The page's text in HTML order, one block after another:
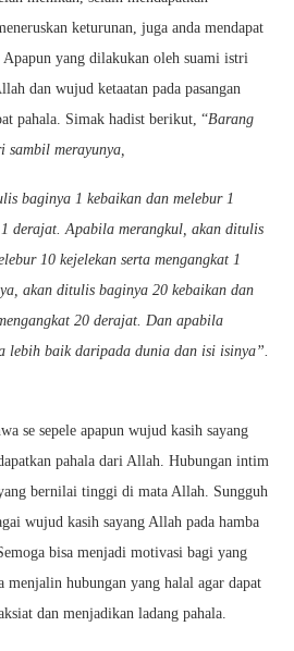
keturunan, juga anda mendapat
yang dilakukan oleh suami istri
dan wujud ketaatan pada pasangan
pahala. Simak hadist berikut, “Barang
sambil merayunya,
baginya 1 kebaikan dan melebur 1
1 derajat. Apabila merangkul, akan ditulis
10 kejelekan serta mengangkat 1
akan ditulis baginya 20 kebaikan dan
20 derajat. Dan apabila
lebih baik daripada dunia dan isi isinya”.
se sepele apapun wujud kasih sayang
pahala dari Allah. Hubungan intim
bernilai tinggi di mata Allah. Sungguh
wujud kasih sayang Allah pada hamba
bisa menjadi motivasi bagi yang
menjalin hubungan yang halal agar dapat
dan menjadikan ladang pahala.